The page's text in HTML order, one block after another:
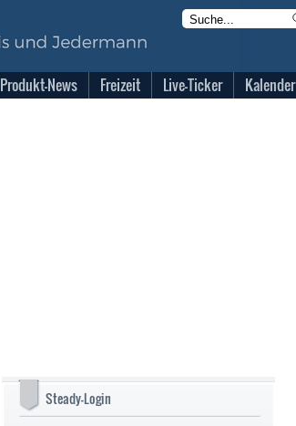
Produkt-News Freizeit Live-Ticker Kalender
Steady-Login